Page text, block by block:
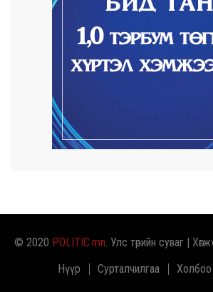
Прокурорын
хоногт 29,...
Тэгш, сондгойгоор замын
оролцох зохиц...
зохицуул...
2026/08/05
© 2020 POLITIC.mn . Улс төрийн суваг |
Нүүр
Сурталчилгаа